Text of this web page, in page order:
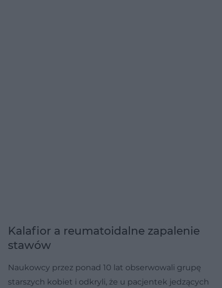
Kalafior a reumatoidalne zapalenie
stawów
Naukowcy przez ponad 10 lat obserwowali grupę
starszych kobiet i odkryli, że u pacjentek jedzących